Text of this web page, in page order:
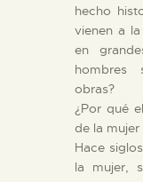
hecho
vienen a
en
hombres
obras?
¿Por qué
de la mujer
Hace
la mujer,